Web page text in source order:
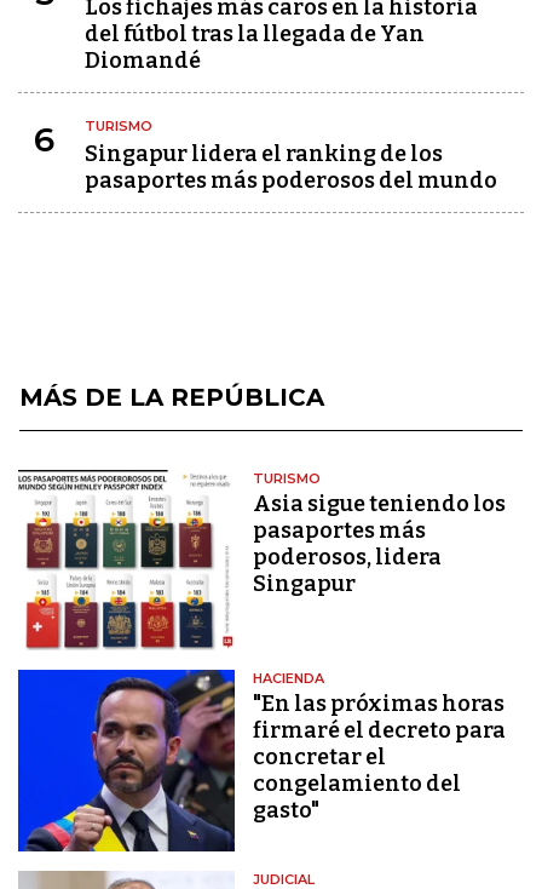
Los fichajes más caros en la historia
del fútbol tras la llegada de Yan
Diomandé
6 TURISMO
Singapur lidera el ranking de los
pasaportes más poderosos del mundo
MÁS DE LA REPÚBLICA
TURISMO
Asia sigue teniendo los
pasaportes más
poderosos, lidera
Singapur
HACIENDA
"En las próximas horas
firmaré el decreto para
concretar el
congelamiento del
gasto"
JUDICIAL